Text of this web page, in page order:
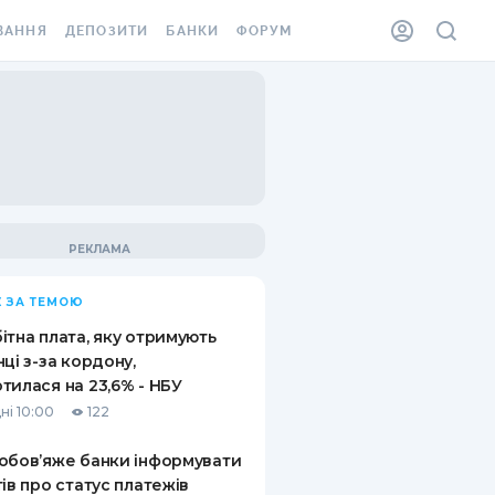
ВІНЬЄТКА
ВІД
ВИПАДКІВ
ДЕПОЗИТИ
ПИТАННЯ ТА ВІДПОВІДІ
ПУТІВНИКИ ПО
ЗАОЩАДЖЕННЯМ
БАНКИ ФОРУМ
ЗА ТЕМОЮ
плата, яку отримують
з-за кордону,
на 23,6% - НБУ
10:00 122
банки інформувати
про статус платежів